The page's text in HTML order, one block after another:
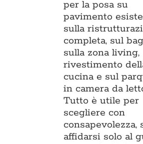
per la posa su
pavimento
sulla
completa, sul
sulla zona living,
rivestimento
cucina e sul
in camera da
Tutto è utile per
scegliere con
consapevolezza,
affidarsi solo al